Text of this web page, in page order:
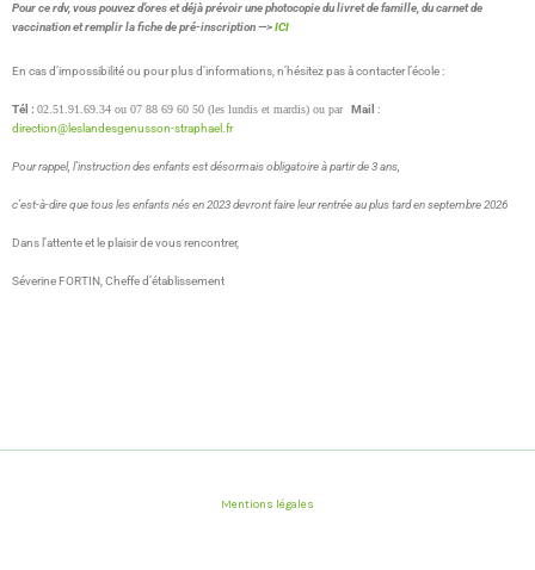
Pour ce rdv, vous pouvez d’ores et déjà prévoir une photocopie du livret de famille, du carnet de
vaccination et remplir la fiche de pré-inscription —>ICI
En cas d’impossibilité ou pour plus d’informations, n’hésitez pas à contacter l’école :
Tél : 02.51.91.69.34 ou 07 88 69 60 50 (les lundis et mardis) ou par Mail :
direction@leslandesgenusson-straphael.fr
Pour rappel, l’instruction des enfants est désormais obligatoire à partir de 3 ans,
c’est-à-dire que tous les enfants nés en 2023 devront faire leur rentrée au plus tard en septembre 2026
Dans l’attente et le plaisir de vous rencontrer,
Séverine FORTIN, Cheffe d’établissement
Mentions légales